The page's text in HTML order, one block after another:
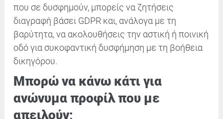
που σε δυσφημούν, μπορείς να ζητήσεις
διαγραφή βάσει GDPR και, ανάλογα με τη
βαρύτητα, να ακολουθήσεις την αστική ή ποινική
οδό για συκοφαντική δυσφήμηση με τη βοήθεια
δικηγόρου.
Μπορώ να κάνω κάτι για
ανώνυμα προφίλ που με
απειλούν;